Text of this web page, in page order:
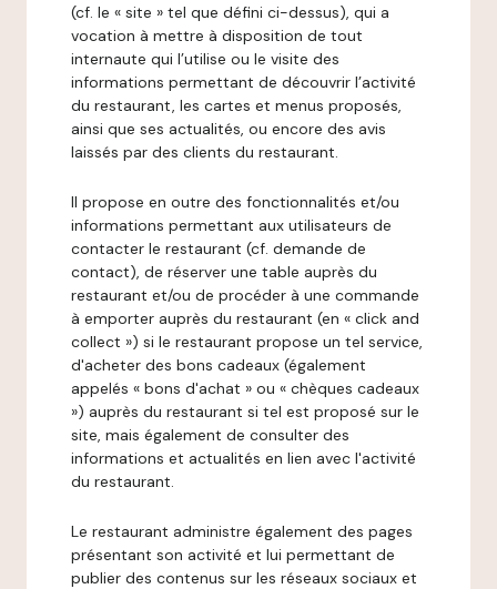
(cf. le « site » tel que défini ci-dessus), qui a
vocation à mettre à disposition de tout
internaute qui l’utilise ou le visite des
informations permettant de découvrir l’activité
du restaurant, les cartes et menus proposés,
ainsi que ses actualités, ou encore des avis
laissés par des clients du restaurant.
Il propose en outre des fonctionnalités et/ou
informations permettant aux utilisateurs de
contacter le restaurant (cf. demande de
contact), de réserver une table auprès du
restaurant et/ou de procéder à une commande
à emporter auprès du restaurant (en « click and
collect ») si le restaurant propose un tel service,
d'acheter des bons cadeaux (également
appelés « bons d'achat » ou « chèques cadeaux
») auprès du restaurant si tel est proposé sur le
site, mais également de consulter des
informations et actualités en lien avec l'activité
du restaurant.
Le restaurant administre également des pages
présentant son activité et lui permettant de
publier des contenus sur les réseaux sociaux et